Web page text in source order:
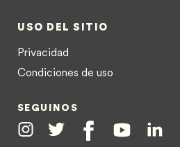
USO DEL SITIO
Privacidad
Condiciones de uso
SEGUINOS
InstagramTwitter FacebookYoutubeLinkedin